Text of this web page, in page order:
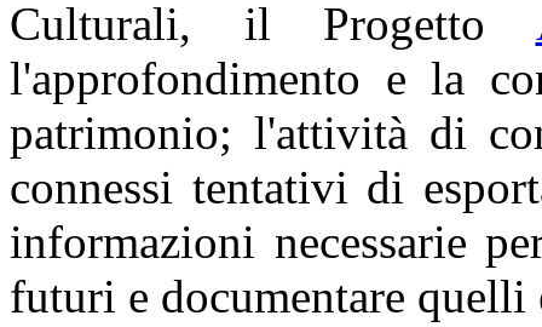
Culturali, il Progetto
l'approfondimento e la
patrimonio; l'attività di
connessi tentativi di
informazioni necessarie
futuri e documentare quelli